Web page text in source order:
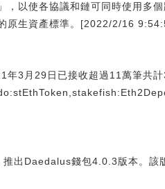
以使各協議和鏈可同時使用多個
原生資產標準。[2022/2/16
3月29日已接收超過11萬筆共
出Daedalus錢包4.0.3版本。該